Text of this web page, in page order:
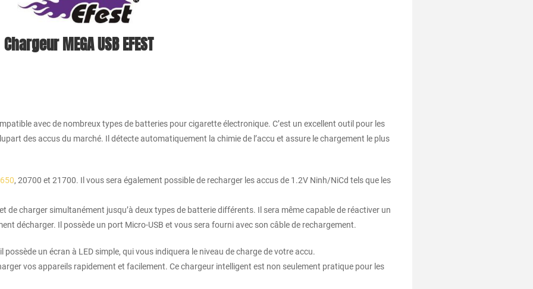
Chargeur MEGA USB EFEST
avec de nombreux types de batteries pour cigarette électronique. C’est un excellent outil pour les
des accus du marché. Il détecte automatiquement la chimie de l’accu et assure le chargement le plus
, 20700 et 21700. Il vous sera également possible de recharger les accus de 1.2V Ninh/NiCd tels que les
de charger simultanément jusqu’à deux types de batterie différents. Il sera même capable de réactiver un
décharger. Il possède un port Micro-USB et vous sera fourni avec son câble de rechargement.
un écran à LED simple, qui vous indiquera le niveau de charge de votre accu.
vos appareils rapidement et facilement. Ce chargeur intelligent est non seulement pratique pour les